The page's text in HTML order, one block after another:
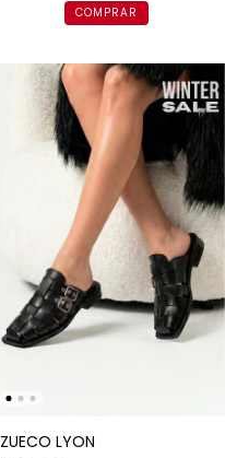
COMPRAR
ZUECO LYON